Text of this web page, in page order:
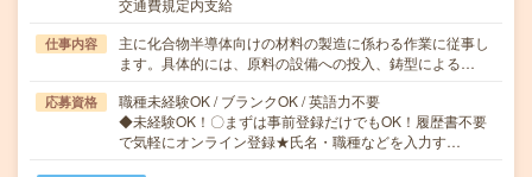
交通費規定内支給
仕事内容
主に化合物半導体向けの材料の製造に係わる作業に従事し
ます。具体的には、原料の設備への投入、鋳型による…
応募資格
職種未経験OK / ブランクOK / 英語力不要
◆未経験OK！〇まずは事前登録だけでもOK！履歴書不要
で気軽にオンライン登録★氏名・職種などを入力す…